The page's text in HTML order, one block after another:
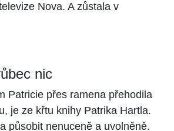
Nova. A zůstala v
nic
Patricie přes ramena přehodila
je ze křtu knihy Patrika Hartla.
působit nenuceně a uvolněně.